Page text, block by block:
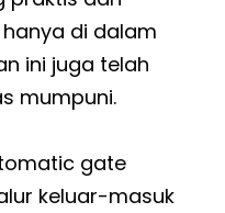
di dalam
ini juga telah
mumpuni.
gate
keluar-masuk